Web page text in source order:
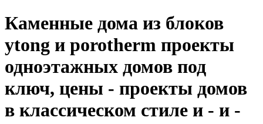
Каменные дома из блоков
ytong и porotherm проекты
одноэтажных домов под
ключ, цены - проекты домов
в классическом стиле и - и -